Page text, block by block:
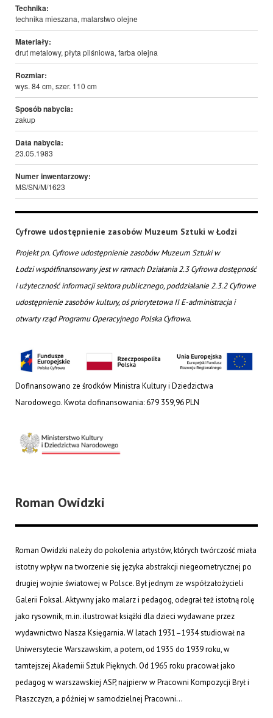
Technika:
technika mieszana, malarstwo olejne
Materiały:
drut metalowy, płyta pilśniowa, farba olejna
Rozmiar:
wys. 84 cm, szer. 110 cm
Sposób nabycia:
zakup
Data nabycia:
23.05.1983
Numer inwentarzowy:
MS/SN/M/1623
Cyfrowe udostępnienie zasobów Muzeum Sztuki w Łodzi
Projekt pn. Cyfrowe udostępnienie zasobów Muzeum Sztuki w
Łodzi współfinansowany jest w ramach Działania 2.3 Cyfrowa dostępność
i użyteczność informacji sektora publicznego, poddziałanie 2.3.2 Cyfrowe
udostępnienie zasobów kultury, oś priorytetowa II E-administracja i
otwarty rząd Programu Operacyjnego Polska Cyfrowa.
Dofinansowano ze środków Ministra Kultury i Dziedzictwa
Narodowego. Kwota dofinansowania: 679 359,96 PLN
Roman Owidzki
Roman Owidzki należy do pokolenia artystów, których twórczość miała
istotny wpływ na tworzenie się języka abstrakcji niegeometrycznej po
drugiej wojnie światowej w Polsce. Był jednym ze współzałożycieli
Galerii Foksal. Aktywny jako malarz i pedagog, odegrał też istotną rolę
jako rysownik, m.in. ilustrował książki dla dzieci wydawane przez
wydawnictwo Nasza Księgarnia. W latach 1931–1934 studiował na
Uniwersytecie Warszawskim, a potem, od 1935 do 1939 roku, w
tamtejszej Akademii Sztuk Pięknych. Od 1965 roku pracował jako
pedagog w warszawskiej ASP, najpierw w Pracowni Kompozycji Brył i
Płaszczyzn, a później w samodzielnej Pracowni...